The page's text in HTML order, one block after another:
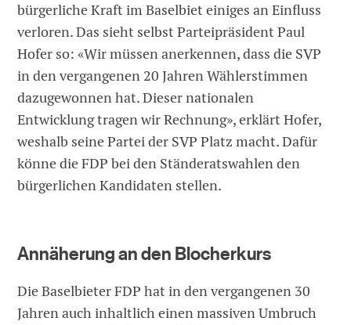
bürgerliche Kraft im Baselbiet einiges an Einfluss
verloren. Das sieht selbst Parteipräsident Paul
Hofer so: «Wir müssen anerkennen, dass die SVP
in den vergangenen 20 Jahren Wählerstimmen
dazugewonnen hat. Dieser nationalen
Entwicklung tragen wir Rechnung», erklärt Hofer,
weshalb seine Partei der SVP Platz macht. Dafür
könne die FDP bei den Ständeratswahlen den
bürgerlichen Kandidaten stellen.
Annäherung an den Blocherkurs
Die Baselbieter FDP hat in den vergangenen 30
Jahren auch inhaltlich einen massiven Umbruch